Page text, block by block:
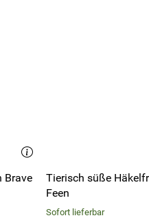
Brave
Tierisch süße
Feen
Sofort lieferbar